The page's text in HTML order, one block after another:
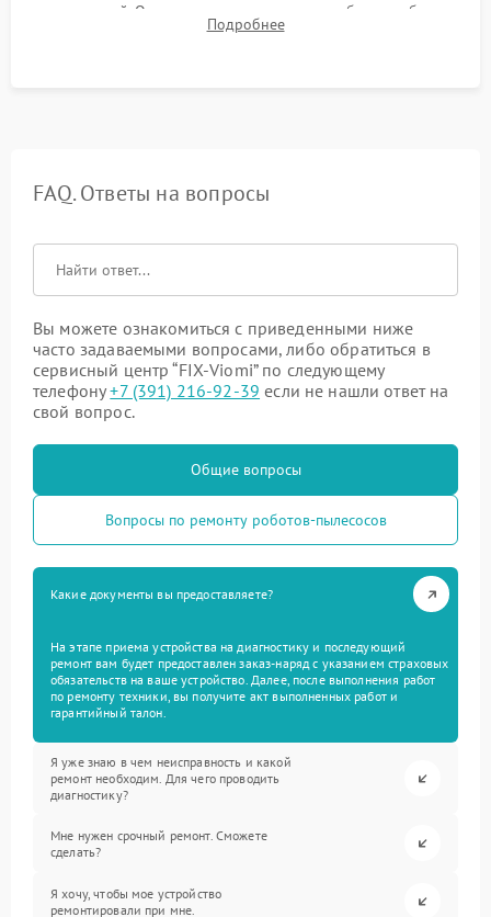
препятствий. Оценка силы всасывания и работы турбины.
Тестирование автоматического возврата на док-станцию и
Подробнее
FAQ. Ответы на вопросы
Вы можете ознакомиться с приведенными ниже
часто задаваемыми вопросами, либо обратиться в
сервисный центр “FIX-Viomi” по следующему
телефону+7 (391) 216-92-39 если не нашли ответ на
свой вопрос.
Общие вопросы
Вопросы по ремонту роботов-пылесосов
Какие документы вы предоставляете?
На этапе приема устройства на диагностику и последующий
ремонт вам будет предоставлен заказ-наряд с указанием страховых
обязательств на ваше устройство. Далее, после выполнения работ
по ремонту техники, вы получите акт выполненных работ и
гарантийный талон.
Я уже знаю в чем неисправность и какой
ремонт необходим. Для чего проводить
диагностику?
Мне нужен срочный ремонт. Сможете
сделать?
Я хочу, чтобы мое устройство
ремонтировали при мне.